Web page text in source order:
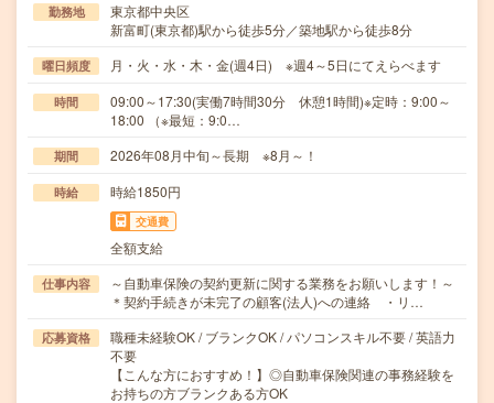
勤務地
東京都中央区
新富町(東京都)駅から徒歩5分／築地駅から徒歩8分
曜日頻度 月・火・水・木・金(週4日) ※週4～5日にてえらべます
時間
09:00～17:30(実働7時間30分 休憩1時間)※定時：9:00～
18:00 （※最短：9:0…
期間 2026年08月中旬～長期 ※8月～！
時給 時給1850円
交通費
全額支給
仕事内容
～自動車保険の契約更新に関する業務をお願いします！～
＊契約手続きが未完了の顧客(法人)への連絡 ・リ…
応募資格
職種未経験OK / ブランクOK / パソコンスキル不要 / 英語力
不要
【こんな方におすすめ！】◎自動車保険関連の事務経験を
お持ちの方ブランクある方OK